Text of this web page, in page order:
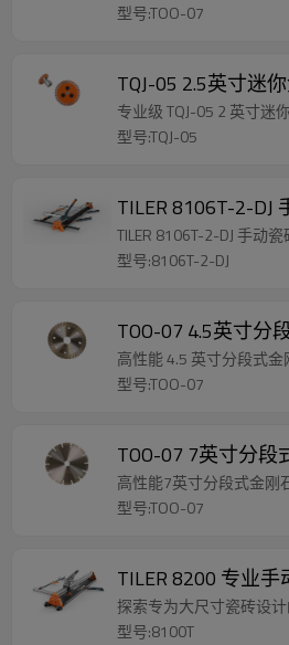
型号:TOO-07
TQJ-05 2.5英寸迷
专业级 TQJ-05 2 英寸
型号:TQJ-05
TILER 8106T-2-
TILER 8106T-2-DJ 手动
型号:8106T-2-DJ
TOO-07 4.5英寸分
高性能 4.5 英寸分段式
型号:TOO-07
TOO-07 7英寸分
高性能7英寸分段式金刚
型号:TOO-07
TILER 8200 专业
探索专为大尺寸瓷砖设
型号:8100T